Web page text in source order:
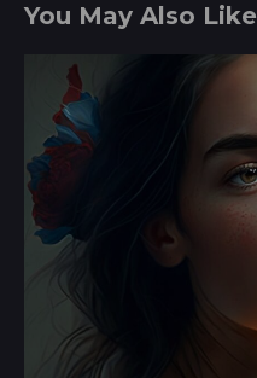
You May Also Like